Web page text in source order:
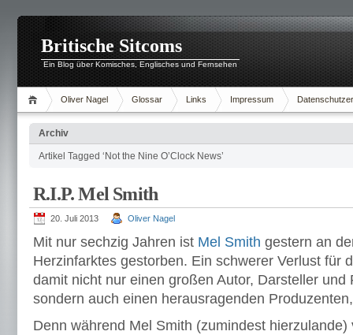
Britische Sitcoms
Ein Blog über Komisches, Englisches und Fernsehen
Oliver Nagel Glossar Links Impressum
Archiv
Artikel Tagged ‘Not the Nine O’Clock News’
R.I.P. Mel Smith
20. Juli 2013 Oliver Nagel
Mit nur sechzig Jahren ist Mel Smith gestern an
Herzinfarktes gestorben. Ein schwerer Verlust für
damit nicht nur einen großen Autor, Darsteller und
sondern auch einen herausragenden
Denn während Mel Smith (zumindest